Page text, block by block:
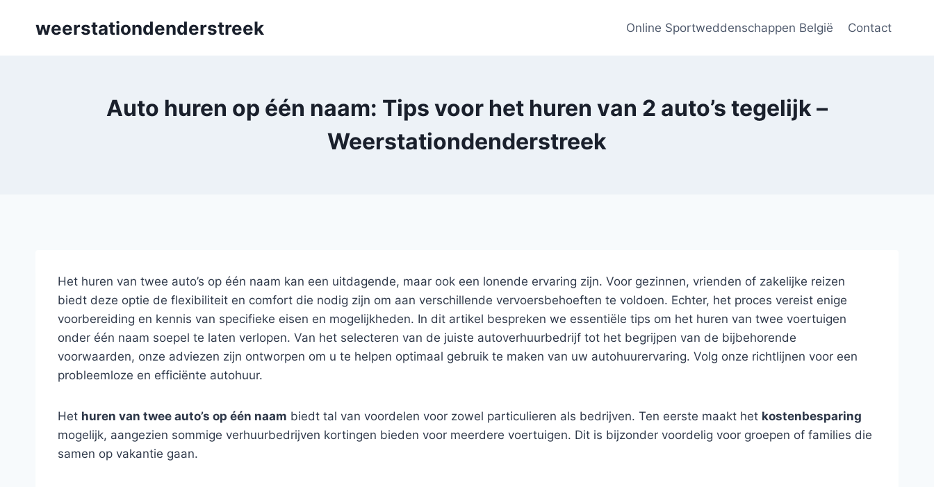
weerstationdenderstreek Online Sportweddenschappen België Contact
Auto huren op één naam: Tips voor het huren van 2 auto’s tegelijk –
Weerstationdenderstreek
Het huren van twee auto’s op één naam kan een uitdagende, maar ook een lonende ervaring zijn. Voor gezinnen, vrienden of zakelijke reizen
biedt deze optie de flexibiliteit en comfort die nodig zijn om aan verschillende vervoersbehoeften te voldoen. Echter, het proces vereist enige
voorbereiding en kennis van specifieke eisen en mogelijkheden. In dit artikel bespreken we essentiële tips om het huren van twee voertuigen
onder één naam soepel te laten verlopen. Van het selecteren van de juiste autoverhuurbedrijf tot het begrijpen van de bijbehorende
voorwaarden, onze adviezen zijn ontworpen om u te helpen optimaal gebruik te maken van uw autohuurervaring. Volg onze richtlijnen voor een
probleemloze en efficiënte autohuur.
Het huren van twee auto’s op één naam biedt tal van voordelen voor zowel particulieren als bedrijven. Ten eerste maakt het kostenbesparing
mogelijk, aangezien sommige verhuurbedrijven kortingen bieden voor meerdere voertuigen. Dit is bijzonder voordelig voor groepen of families die
samen op vakantie gaan.